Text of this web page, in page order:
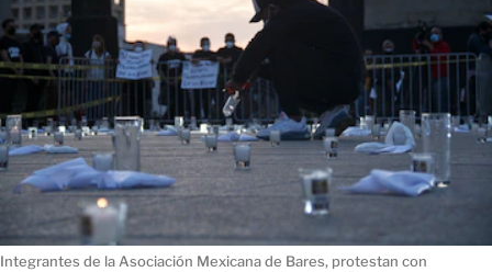
Integrantes de la Asociación Mexicana de Bares, protestan con